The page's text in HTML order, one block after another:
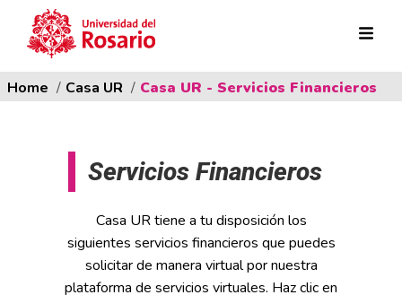
Pasar al contenido principal
Ruta de navegación
Home Casa UR Casa UR - Servicios Financieros
Servicios Financieros
Casa UR tiene a tu disposición los
siguientes servicios financieros que puedes
solicitar de manera virtual por nuestra
plataforma de servicios virtuales. Haz clic en